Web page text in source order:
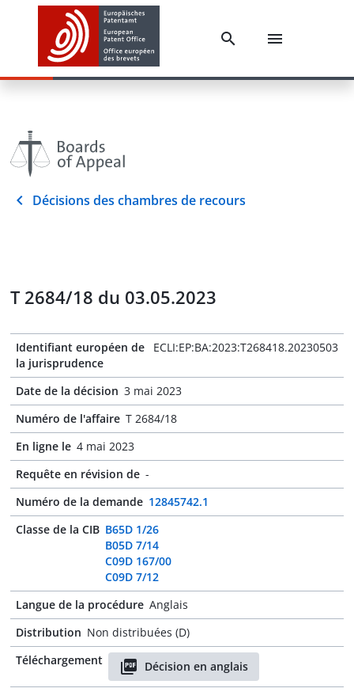
Décisions des chambres de recours
T 2684/18 du 03.05.2023
Identifiant européen de
la jurisprudence
ECLI:EP:BA:2023:T268418.20230503
Date de la décision 3 mai 2023
Numéro de l'affaire T 2684/18
En ligne le 4 mai 2023
Requête en révision de -
Numéro de la demande 12845742.1
Classe de la CIB B65D 1/26
B05D 7/14
C09D 167/00
C09D 7/12
Langue de la procédure Anglais
Distribution Non distribuées (D)
Téléchargement
Décision en anglais